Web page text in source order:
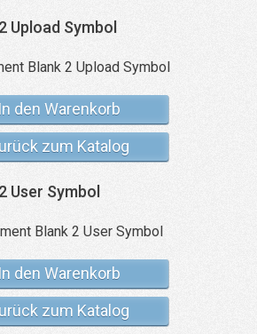
Upload Symbol
In den Warenkorb
zum Katalog
User Symbol
In den Warenkorb
zum Katalog